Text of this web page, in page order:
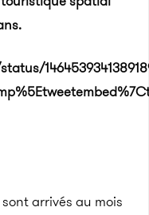
sont arrivés au mois